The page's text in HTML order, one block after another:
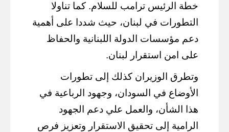
خطة الرئيس ترامب للسلام. كما تناولا
التطورات في لبنان، حيث شددا على أهمية
دعم مؤسسات الدولة اللبنانية والحفاظ
على امن استقرار
لبنان.
وتطرق الوزيران كذلك إلى تطورات
الأوضاع في السودان، وجهود الرباعية في
هذا الشأن، والعمل علي دعم الجهود
الرامية إلى تحقيق الاستقرار وتعزيز فرص